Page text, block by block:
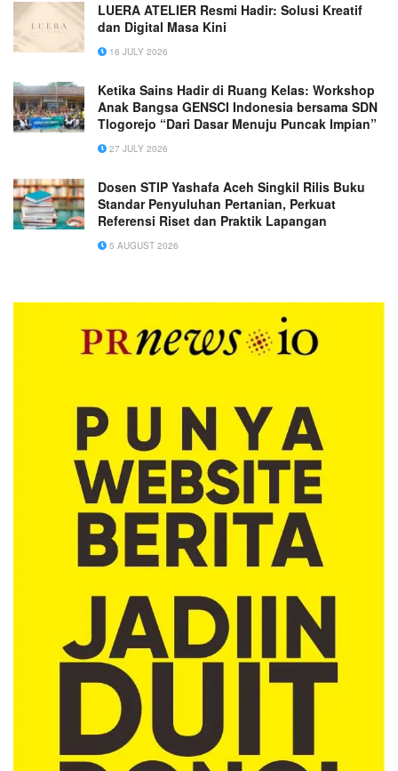
LUERA ATELIER Resmi Hadir: Solusi Kreatif
dan Digital Masa Kini
16 JULY 2026
Ketika Sains Hadir di Ruang Kelas: Workshop
Anak Bangsa GENSCI Indonesia bersama SDN
Tlogorejo “Dari Dasar Menuju Puncak Impian”
27 JULY 2026
Dosen STIP Yashafa Aceh Singkil Rilis Buku
Standar Penyuluhan Pertanian, Perkuat
Referensi Riset dan Praktik Lapangan
5 AUGUST 2026